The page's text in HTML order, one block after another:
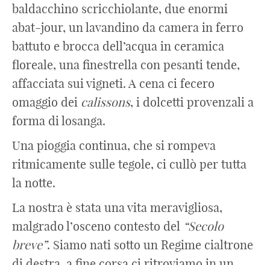
baldacchino scricchiolante, due enormi
abat-jour, un lavandino da camera in ferro
battuto e brocca dell’acqua in ceramica
floreale, una finestrella con pesanti tende,
affacciata sui vigneti. A cena ci fecero
omaggio dei calissons, i dolcetti provenzali a
forma di losanga.
Una pioggia continua, che si rompeva
ritmicamente sulle tegole, ci cullò per tutta
la notte.
La nostra è stata una vita meravigliosa,
malgrado l’osceno contesto del “Secolo
breve”. Siamo nati sotto un Regime cialtrone